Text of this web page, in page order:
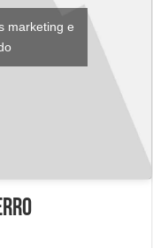
marketing e